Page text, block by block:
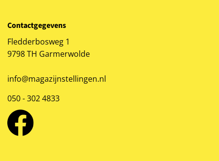
Contactgegevens
Fledderbosweg 1
9798 TH Garmerwolde
info@magazijnstellingen.nl
050 - 302 4833